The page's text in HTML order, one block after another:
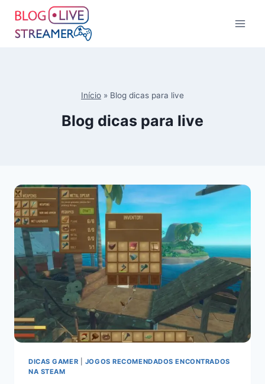
Início » Blog dicas para live
Blog dicas para live
DICAS GAMER
JOGOS RECOMENDADOS ENCONTRADOS
NA STEAM